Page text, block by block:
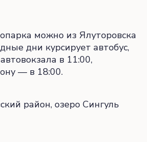
можно из Ялуторовска
дни курсирует автобус,
в 11:00,
— в 18:00.
район, озеро Сингуль